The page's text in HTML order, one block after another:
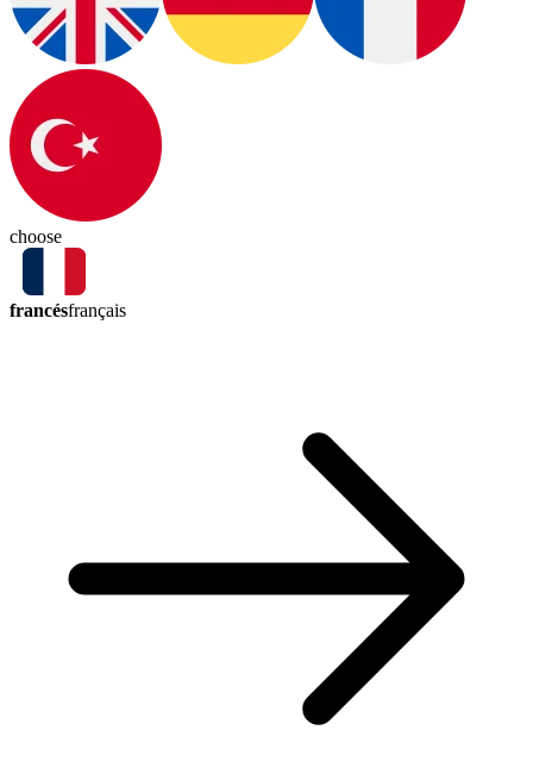
choose
francésfrançais